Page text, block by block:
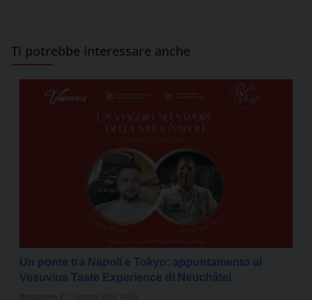
Ti potrebbe interessare anche
Un ponte tra Napoli e Tokyo: appuntamento al
Vesuvius Taste Experience di Neuchâtel